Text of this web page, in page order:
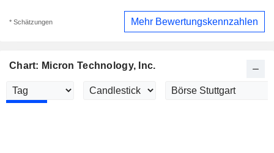
* Schätzungen Mehr Bewertungskennzahlen
Chart: Micron Technology, Inc.